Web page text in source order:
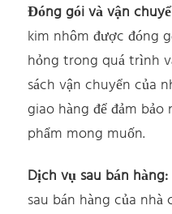
Đóng gói và vận
kim nhôm được đóng
hỏng trong quá trình
sách vận chuyển của
giao hàng để đảm
phẩm mong muốn.
Dịch vụ sau bán hàng:
sau bán hàng của